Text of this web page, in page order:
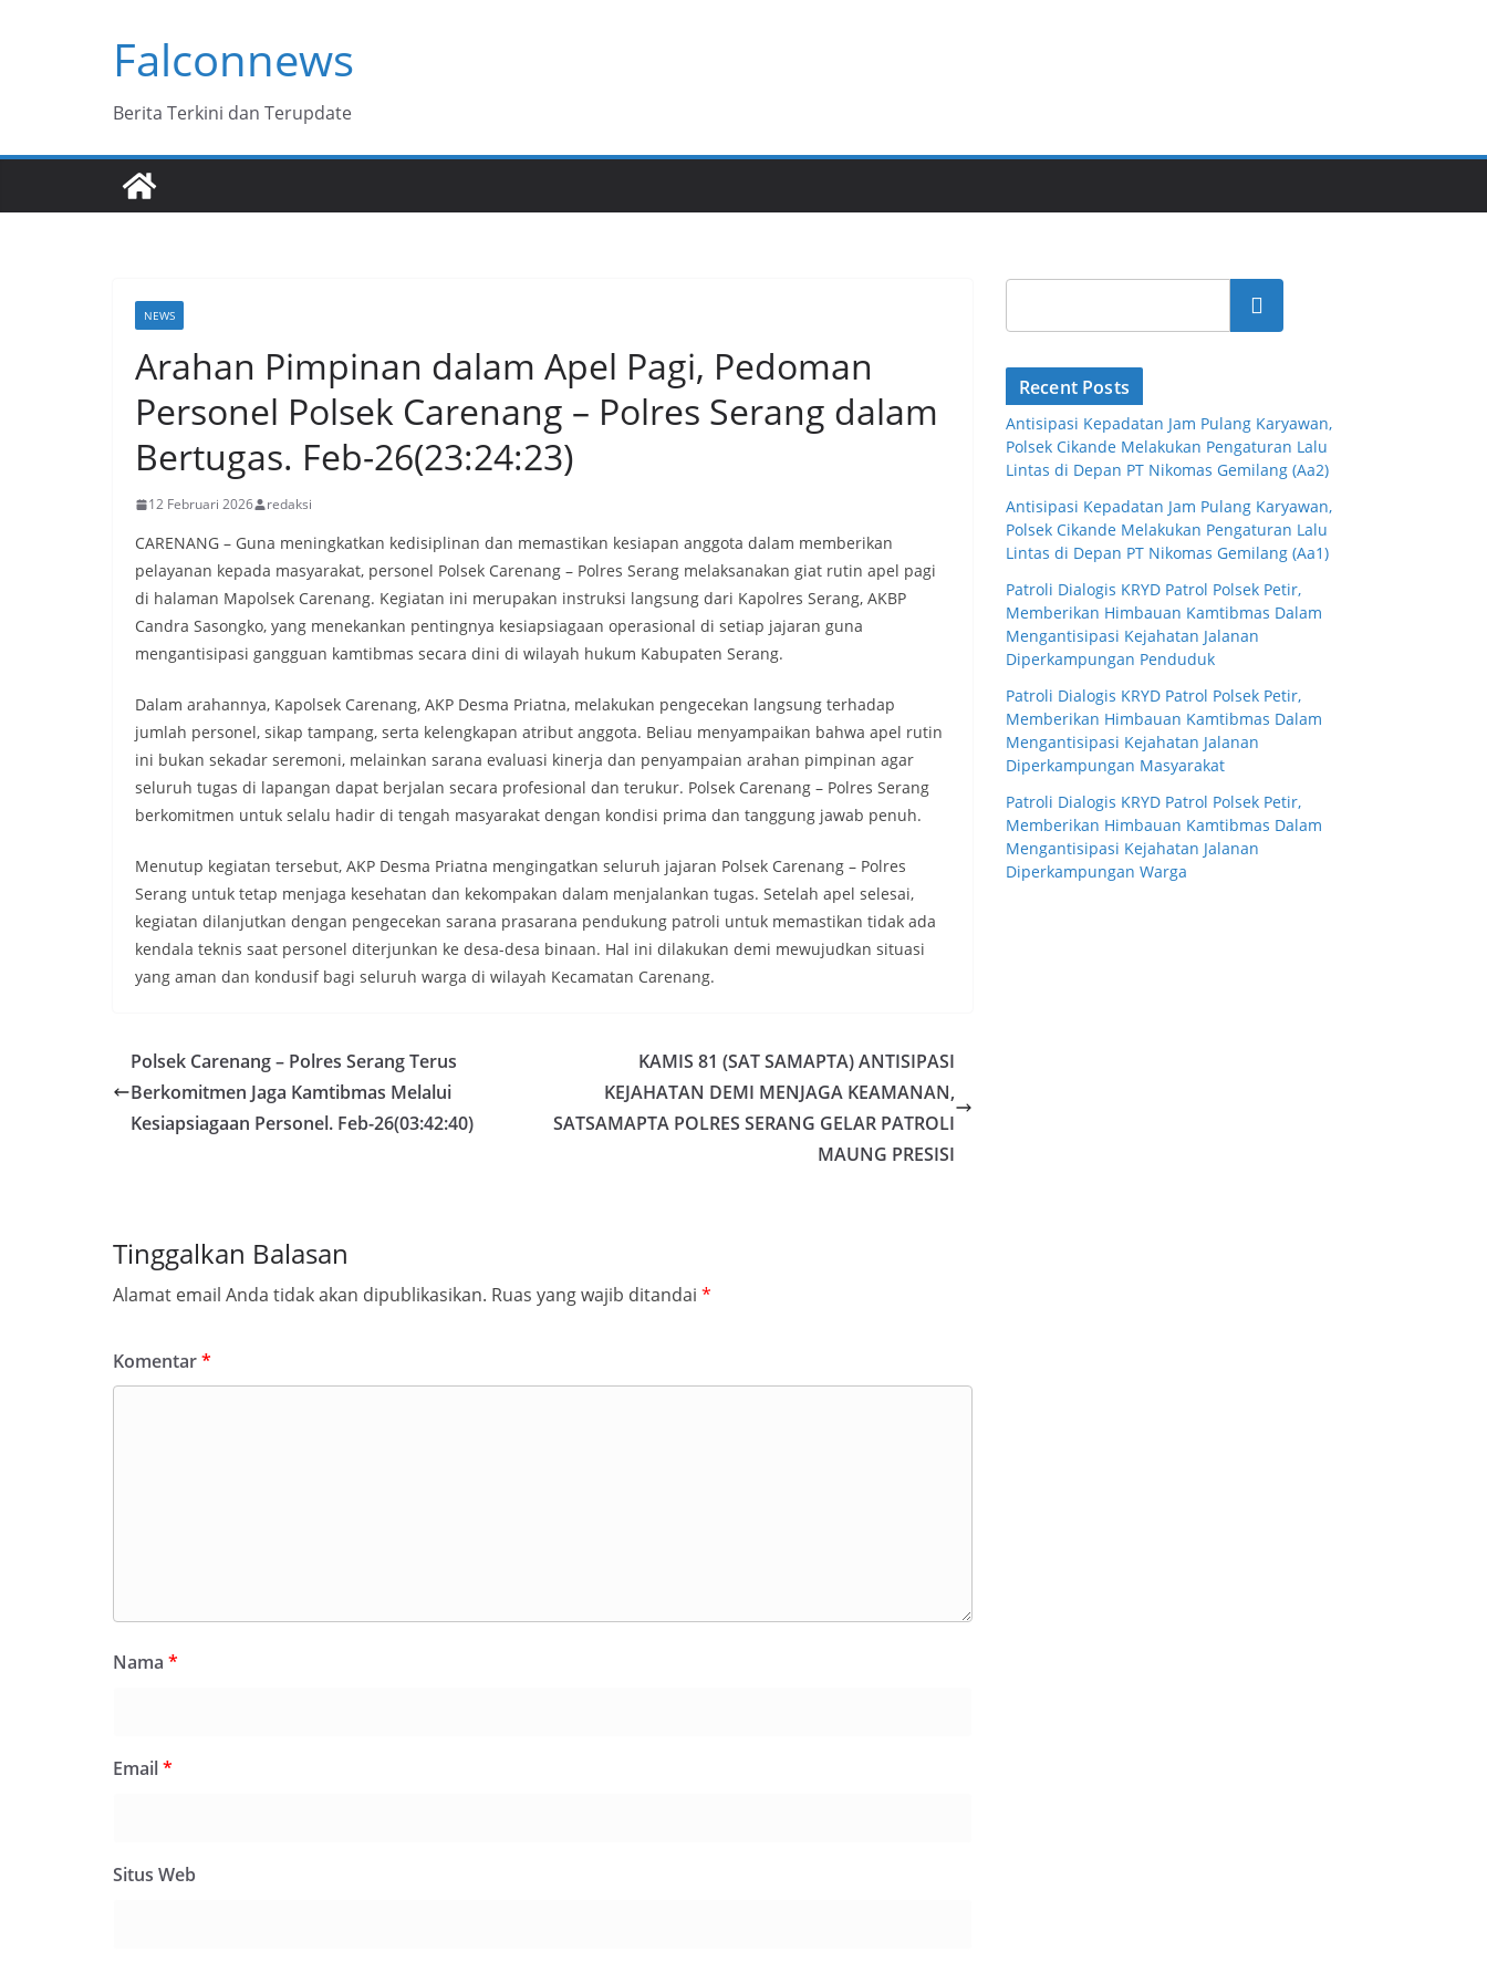
Falconnews
Berita Terkini dan Terupdate
NEWS
Arahan Pimpinan dalam Apel Pagi, Pedoman
Personel Polsek Carenang – Polres Serang dalam
Bertugas. Feb-26(23:24:23)
12 Februari 2026 redaksi
CARENANG – Guna meningkatkan kedisiplinan dan memastikan kesiapan anggota dalam memberikan
pelayanan kepada masyarakat, personel Polsek Carenang – Polres Serang melaksanakan giat rutin apel pagi
di halaman Mapolsek Carenang. Kegiatan ini merupakan instruksi langsung dari Kapolres Serang, AKBP
Candra Sasongko, yang menekankan pentingnya kesiapsiagaan operasional di setiap jajaran guna
mengantisipasi gangguan kamtibmas secara dini di wilayah hukum Kabupaten Serang.
Dalam arahannya, Kapolsek Carenang, AKP Desma Priatna, melakukan pengecekan langsung terhadap
jumlah personel, sikap tampang, serta kelengkapan atribut anggota. Beliau menyampaikan bahwa apel rutin
ini bukan sekadar seremoni, melainkan sarana evaluasi kinerja dan penyampaian arahan pimpinan agar
seluruh tugas di lapangan dapat berjalan secara profesional dan terukur. Polsek Carenang – Polres Serang
berkomitmen untuk selalu hadir di tengah masyarakat dengan kondisi prima dan tanggung jawab penuh.
Menutup kegiatan tersebut, AKP Desma Priatna mengingatkan seluruh jajaran Polsek Carenang – Polres
Serang untuk tetap menjaga kesehatan dan kekompakan dalam menjalankan tugas. Setelah apel selesai,
kegiatan dilanjutkan dengan pengecekan sarana prasarana pendukung patroli untuk memastikan tidak ada
kendala teknis saat personel diterjunkan ke desa-desa binaan. Hal ini dilakukan demi mewujudkan situasi
yang aman dan kondusif bagi seluruh warga di wilayah Kecamatan Carenang.
Polsek Carenang – Polres Serang Terus
Berkomitmen Jaga Kamtibmas Melalui
Kesiapsiagaan Personel. Feb-26(03:42:40)
KAMIS 81 (SAT SAMAPTA) ANTISIPASI
KEJAHATAN DEMI MENJAGA KEAMANAN,
SATSAMAPTA POLRES SERANG GELAR PATROLI
MAUNG PRESISI
Tinggalkan Balasan
Alamat email Anda tidak akan dipublikasikan. Ruas yang wajib ditandai *
Komentar*
Nama *
Email*
Situs Web
Cari
Recent Posts
Antisipasi Kepadatan Jam Pulang Karyawan,
Polsek Cikande Melakukan Pengaturan Lalu
Lintas di Depan PT Nikomas Gemilang (Aa2)
Antisipasi Kepadatan Jam Pulang Karyawan,
Polsek Cikande Melakukan Pengaturan Lalu
Lintas di Depan PT Nikomas Gemilang (Aa1)
Patroli Dialogis KRYD Patrol Polsek Petir,
Memberikan Himbauan Kamtibmas Dalam
Mengantisipasi Kejahatan Jalanan
Diperkampungan Penduduk
Patroli Dialogis KRYD Patrol Polsek Petir,
Memberikan Himbauan Kamtibmas Dalam
Mengantisipasi Kejahatan Jalanan
Diperkampungan Masyarakat
Patroli Dialogis KRYD Patrol Polsek Petir,
Memberikan Himbauan Kamtibmas Dalam
Mengantisipasi Kejahatan Jalanan
Diperkampungan Warga